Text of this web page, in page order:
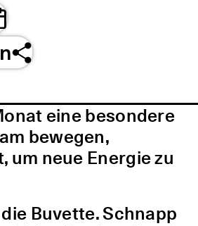
eine besondere
bewegen,
neue Energie zu
Buvette. Schnapp